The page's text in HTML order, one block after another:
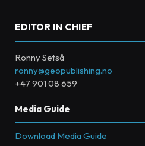
EDITOR IN CHIEF
Ronny Setså
ronny@geopublishing.no
+47 901 08 659
Media Guide
Download Media Guide